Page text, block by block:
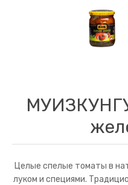
Целые спелые томаты в
луком и специями.